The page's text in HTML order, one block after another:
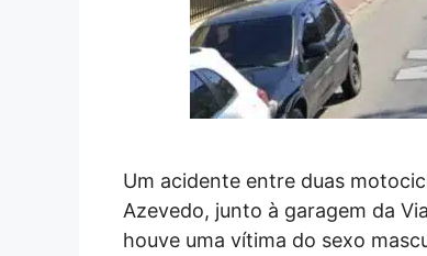
Um acidente entre duas
Azevedo, junto à garagem da
houve uma vítima do sexo